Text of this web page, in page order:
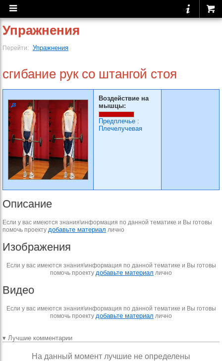
Упражнения
Перейти: Упражнения
сгибание рук со штангой стоя
Воздействие на
мышцы:
Предплечье :
Плечелучевая
Описание
Если у вас имеются знания\информация по данной тематике и Вы готовы
помочь проекту добавьте материал лично
Изображения
Если у вас имеются знания\информация по данной тематике и Вы готовы
помочь проекту добавьте материал лично
Видео
Если у вас имеются знания\информация по данной тематике и Вы готовы
помочь проекту добавьте материал лично
▾ Лучшие комментарии
На данный момент лучшие не определены